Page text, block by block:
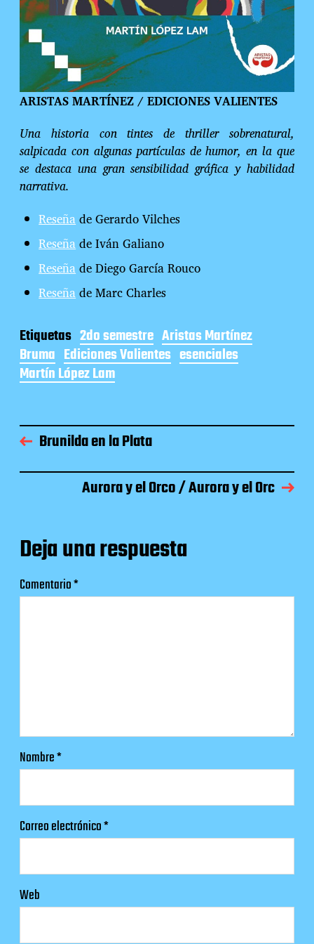
ARISTAS MARTÍNEZ / EDICIONES VALIENTES
Una historia con tintes de thriller sobrenatural,
salpicada con algunas partículas de humor, en la que
se destaca una gran sensibilidad gráfica y habilidad
narrativa.
Reseñade Gerardo Vilches
Reseñade Iván Galiano
Reseñade Diego García Rouco
Reseñade Marc Charles
Etiquetas 2do semestre Aristas Martínez
Bruma Ediciones Valientes esenciales
Martín López Lam
Brunilda en la Plata
Aurora y el Orco / Aurora y el Orc
Deja una respuesta
Comentario*
Nombre*
Correo electrónico*
Web